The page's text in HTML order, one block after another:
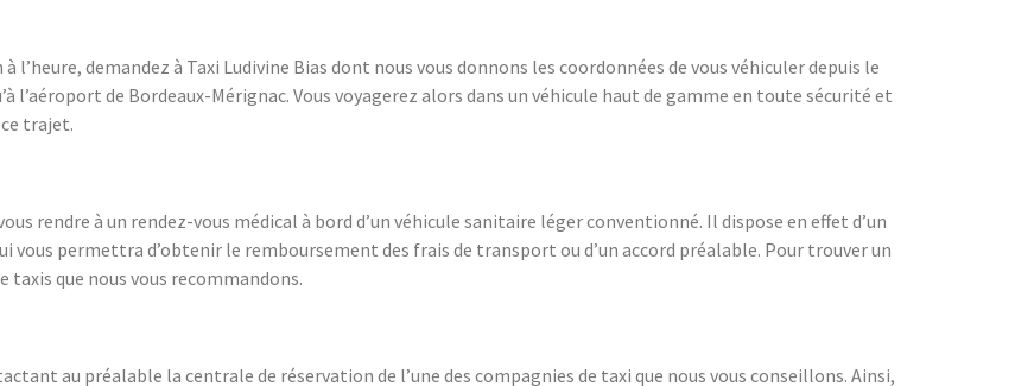
l’heure, demandez à Taxi Ludivine Bias dont nous vous donnons les coordonnées de vous véhiculer depuis le
l’aéroport de Bordeaux-Mérignac. Vous voyagerez alors dans un véhicule haut de gamme en toute sécurité et
trajet.
rendre à un rendez-vous médical à bord d’un véhicule sanitaire léger conventionné. Il dispose en effet d’un
vous permettra d’obtenir le remboursement des frais de transport ou d’un accord préalable. Pour trouver un
taxis que nous vous recommandons.
au préalable la centrale de réservation de l’une des compagnies de taxi que nous vous conseillons. Ainsi,